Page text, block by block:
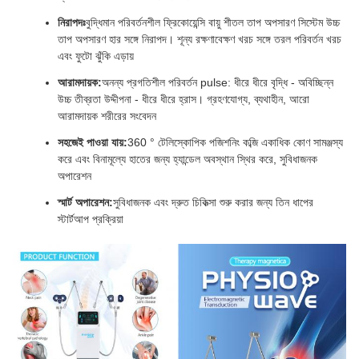
নিরাপদঃবুদ্ধিমান পরিবর্তনশীল ফ্রিকোয়েন্সি বায়ু শীতল তাপ অপসারণ সিস্টেম উচ্চ
তাপ অপসারণ হার সঙ্গে নিরাপদ। শূন্য রক্ষণাবেক্ষণ খরচ সঙ্গে তরল পরিবর্তন খরচ
এবং ফুটো ঝুঁকি এড়ায়
আরামদায়ক:অনন্য প্রগতিশীল পরিবর্তন pulse: ধীরে ধীরে বৃদ্ধি - অবিচ্ছিন্ন
উচ্চ তীব্রতা উদ্দীপনা - ধীরে ধীরে হ্রাস। গ্রহণযোগ্য, ব্যথাহীন, আরো
আরামদায়ক শরীরের সংবেদন
সহজেই পাওয়া যায়:360 ° টেলিস্কোপিক পজিশনিং কব্জি একাধিক কোণ সামঞ্জস্য
করে এবং বিনামূল্যে হাতের জন্য হ্যান্ডেল অবস্থান স্থির করে, সুবিধাজনক
অপারেশন
স্মার্ট অপারেশন:সুবিধাজনক এবং দ্রুত চিকিত্সা শুরু করার জন্য তিন ধাপের
স্টার্টআপ প্রক্রিয়া